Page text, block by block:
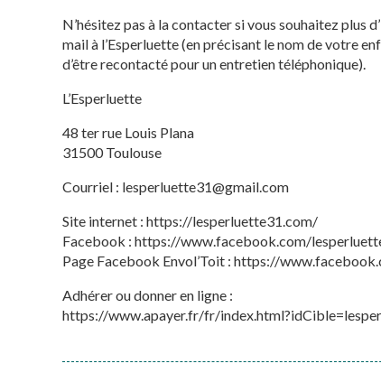
N’hésitez pas à la contacter si vous souhaitez plus
mail à l’Esperluette (en précisant le nom de votre
d’être recontacté pour un entretien téléphonique).
L’Esperluette
48 ter rue Louis Plana
31500 Toulouse
Courriel : lesperluette31@gmail.com
Site internet : https://lesperluette31.com/
Facebook : https://www.facebook.com/
Page Facebook Envol’Toit : https://
Adhérer ou donner en ligne :
https://www.apayer.fr/fr/